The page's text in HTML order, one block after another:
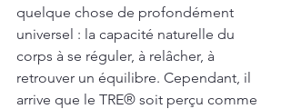
quelque chose de profondément
universel : la capacité naturelle du
corps à se réguler, à relâcher, à
retrouver un équilibre. Cependant, il
arrive que le TRE® soit perçu comme